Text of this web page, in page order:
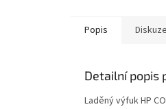
Popis Diskuze
Detailní popis
Laděný výfuk HP